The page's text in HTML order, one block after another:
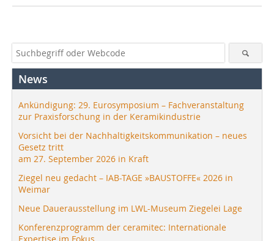
News
Ankündigung: 29. Eurosymposium – Fachveranstaltung
zur Praxisforschung in der Keramikindustrie
Vorsicht bei der Nachhaltigkeitskommunikation – neues
Gesetz tritt
am 27. September 2026 in Kraft
Ziegel neu gedacht – IAB-TAGE »BAUSTOFFE« 2026 in
Weimar
Neue Dauerausstellung im LWL-Museum Ziegelei Lage
Konferenzprogramm der ceramitec: Internationale
Expertise im Fokus